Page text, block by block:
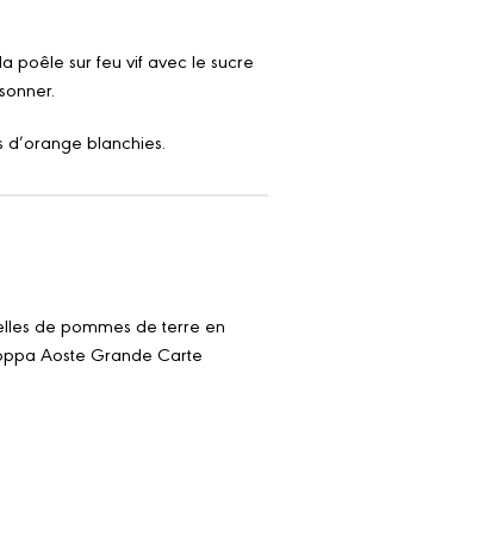
poêle sur feu vif avec le sucre
blanchies.
de pommes de terre en
Aoste Grande Carte